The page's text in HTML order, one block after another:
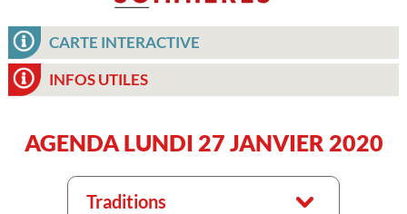
CARTE INTERACTIVE
INFOS UTILES
AGENDA LUNDI 27 JANVIER 2020
Traditions